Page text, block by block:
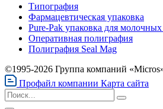
Типография
Фармацевтическая упаковка
Pure-Pak упаковка для
Оперативная полиграфия
Полиграфия Seal Mag
©1995-2026 Группа компаний
Профайл компании Карта сайта